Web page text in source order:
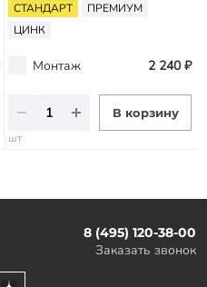
СТАНДАРТ
ПРЕМИУМ
ЦИНК
Монтаж 2 240 ₽
В корзину
шт
8 (495) 120-38-00
Заказать звонок